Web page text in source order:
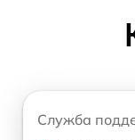
Служба